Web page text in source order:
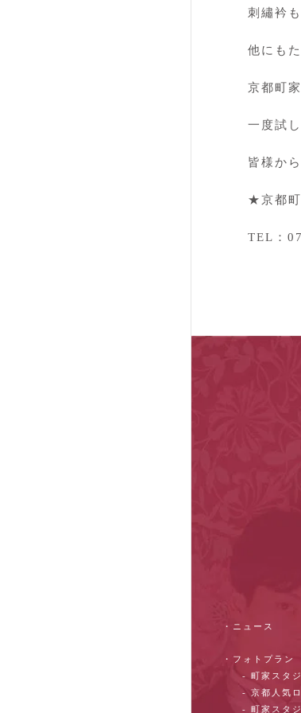
刺繡衿
他にも
京都町
一度試
皆様か
★京都
TEL：
・ニュース
・フォトプラン
- 町家スタ
- 京都人気
- 町家スタ